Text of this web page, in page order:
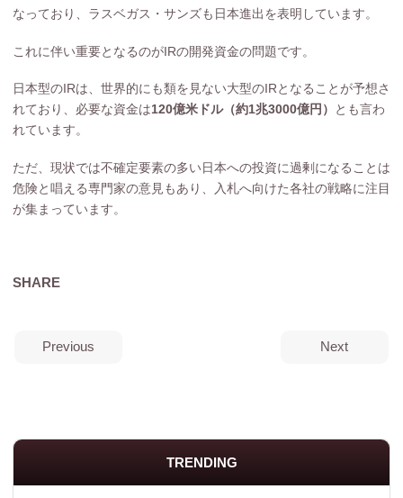
なっており、ラスベガス・サンズも日本進出を表明しています。
これに伴い重要となるのがIRの開発資金の問題です。
日本型のIRは、世界的にも類を見ない大型のIRとなることが予想さ
れており、必要な資金は120億米ドル（約1兆3000億円）
とも言わ
れています。
ただ、現状では不確定要素の多い日本への投資に過剰になることは
危険と唱える専門家の意見もあり、入札へ向けた各社の戦略に注目
が集まっています。
SHARE
Previous Next
TRENDING